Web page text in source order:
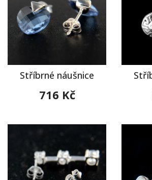
Stříbrné náušnice
716 Kč